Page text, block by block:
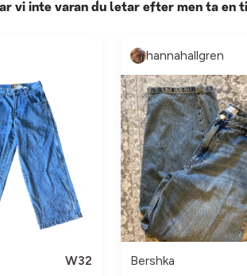
vi inte varan du letar efter men ta en
W32
hannahallgren
Bershka